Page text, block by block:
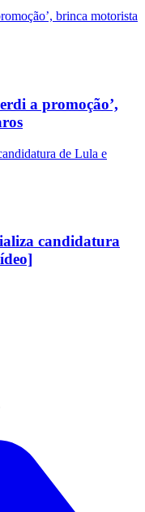
a promoção’,
candidatura